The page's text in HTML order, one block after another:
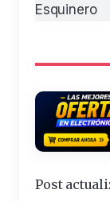
Esquinero
Post